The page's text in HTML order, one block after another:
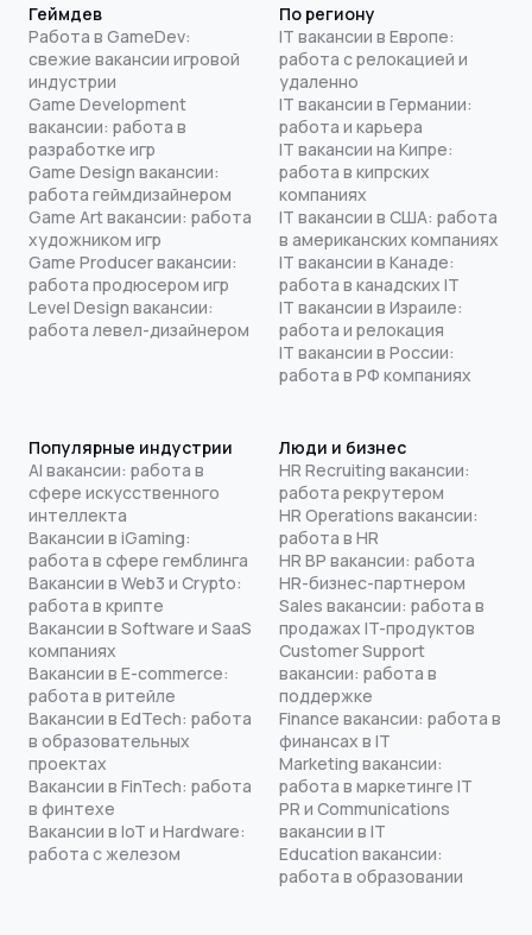
Геймдев
Работа в GameDev:
свежие вакансии игровой
индустрии
Game Development
вакансии: работа в
разработке игр
Game Design вакансии:
работа геймдизайнером
Game Art вакансии: работа
художником игр
Game Producer вакансии:
работа продюсером игр
Level Design вакансии:
работа левел-дизайнером
По региону
IT вакансии в Европе:
работа с релокацией и
удаленно
IT вакансии в Германии:
работа и карьера
IT вакансии на Кипре:
работа в кипрских
компаниях
IT вакансии в США: работа
в американских компаниях
IT вакансии в Канаде:
работа в канадских IT
IT вакансии в Израиле:
работа и релокация
IT вакансии в России:
работа в РФ компаниях
Популярные индустрии
AI вакансии: работа в
сфере искусственного
интеллекта
Вакансии в iGaming:
работа в сфере гемблинга
Вакансии в Web3 и Crypto:
работа в крипте
Вакансии в Software и SaaS
компаниях
Вакансии в E-commerce:
работа в ритейле
Вакансии в EdTech: работа
в образовательных
проектах
Вакансии в FinTech: работа
в финтехе
Вакансии в IoT и Hardware:
работа с железом
Люди и бизнес
HR Recruiting вакансии:
работа рекрутером
HR Operations вакансии:
работа в HR
HR BP вакансии: работа
HR-бизнес-партнером
Sales вакансии: работа в
продажах IT-продуктов
Customer Support
вакансии: работа в
поддержке
Finance вакансии: работа в
финансах в IT
Marketing вакансии:
работа в маркетинге IT
PR и Communications
вакансии в IT
Education вакансии:
работа в образовании